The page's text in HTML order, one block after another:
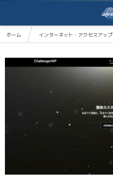
ホーム インターネット・アクセスアップ